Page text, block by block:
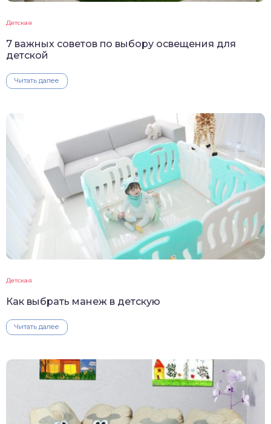
Детская
7 важных советов по выбору освещения для
детской
Читать далее
Детская
Как выбрать манеж в детскую
Читать далее